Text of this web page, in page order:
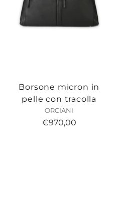
Borsone micron in
pelle con tracolla
ORCIANI
€970,00